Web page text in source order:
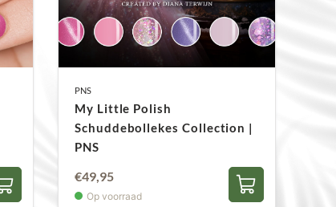
PNS
My Little Polish
Schuddebollekes Collection |
PNS
Oorspronkelijke
prijs
€49,95Huidige
prijs
Op voorraad